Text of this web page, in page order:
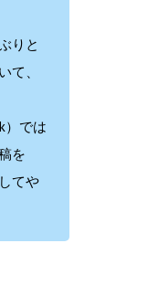
りと
て、
）では
を
てや